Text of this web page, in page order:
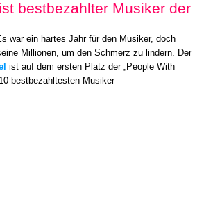
bestbezahlter Musiker der
war ein hartes Jahr für den Musiker, doch
Millionen, um den Schmerz zu lindern. Der
ist auf dem ersten Platz der „People With
bestbezahltesten Musiker